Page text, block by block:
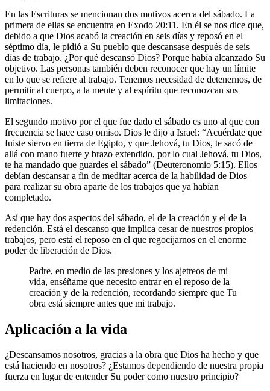
En las Escrituras se mencionan dos motivos acerca del sábado. La
primera de ellas se encuentra en Exodo 20:11. En él se nos dice que,
debido a que Dios acabó la creación en seis días y reposó en el
séptimo día, le pidió a Su pueblo que descansase después de seis
días de trabajo. ¿Por qué descansó Dios? Porque había alcanzado Su
objetivo. Las personas también deben reconocer que hay un límite
en lo que se refiere al trabajo. Tenemos necesidad de detenernos, de
permitir al cuerpo, a la mente y al espíritu que reconozcan sus
limitaciones.
El segundo motivo por el que fue dado el sábado es uno al que con
frecuencia se hace caso omiso. Dios le dijo a Israel: “Acuérdate que
fuiste siervo en tierra de Egipto, y que Jehová, tu Dios, te sacó de
allá con mano fuerte y brazo extendido, por lo cual Jehová, tu Dios,
te ha mandado que guardes el sábado” (Deuteronomio 5:15). Ellos
debían descansar a fin de meditar acerca de la habilidad de Dios
para realizar su obra aparte de los trabajos que ya habían
completado.
Así que hay dos aspectos del sábado, el de la creación y el de la
redención. Está el descanso que implica cesar de nuestros propios
trabajos, pero está el reposo en el que regocijarnos en el enorme
poder de liberación de Dios.
Padre, en medio de las presiones y los ajetreos de mi
vida, enséñame que necesito entrar en el reposo de la
creación y de la redención, recordando siempre que Tu
obra está siempre antes que mi trabajo.
Aplicación a la vida
¿Descansamos nosotros, gracias a la obra que Dios ha hecho y que
está haciendo en nosotros? ¿Estamos dependiendo de nuestra propia
fuerza en lugar de entender Su poder como nuestro principio?